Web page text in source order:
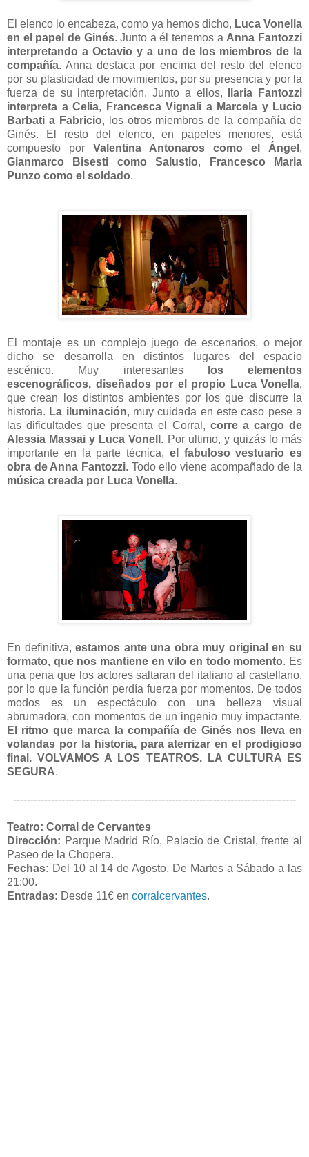
El elenco lo encabeza, como ya hemos dicho, Luca Vonella
en el papel de Ginés. Junto a él tenemos a Anna Fantozzi
interpretando a Octavio y a uno de los miembros de la
compañía. Anna destaca por encima del resto del elenco
por su plasticidad de movimientos, por su presencia y por la
fuerza de su interpretación. Junto a ellos,
Ilaria Fantozzi
interpreta a Celia,
Francesca Vignali a Marcela y Lucio
Barbati a Fabricio, los otros miembros de la compañía de
Ginés. El resto del elenco, en papeles menores, está
compuesto por Valentina Antonaros como el Ángel ,
Gianmarco Bisesti como Salustio,
Francesco Maria
Punzo como el soldado.
El montaje es un complejo juego de escenarios, o mejor
dicho se desarrolla en distintos lugares del espacio
escénico. Muy interesanteslos elementos
escenográficos, diseñados por el propio Luca Vonella,
que crean los distintos ambientes por los que discurre la
historia. La iluminación, muy cuidada en este caso pese a
las dificultades que presenta el Corral, corre a cargo de
Alessia Massai y Luca Vonell . Por ultimo, y quizás lo más
importante en la parte técnica, el fabuloso vestuario es
obra de Anna Fantozzi. Todo ello viene acompañado de la
música creada por Luca Vonella.
En definitiva,estamos ante una obra muy original en su
formato, que nos mantiene en vilo en todo momento. Es
una pena que los actores saltaran del italiano al castellano,
por lo que la función perdía fuerza por momentos. De todos
modos es un espectáculo con una belleza visual
abrumadora, con momentos de un ingenio muy impactante.
El ritmo que marca la compañía de Ginés nos lleva en
volandas por la historia, para aterrizar en el prodigioso
final. VOLVAMOS A LOS TEATROS. LA CULTURA ES
SEGURA.
----------------------------------------------------------------------------------
Teatro: Corral de Cervantes
Dirección: Parque Madrid Río, Palacio de Cristal, frente al
Paseo de la Chopera.
Fechas: Del 10 al 14 de Agosto. De Martes a Sábado a las
21:00.
Entradas: Desde 11€ en corralcervantes.